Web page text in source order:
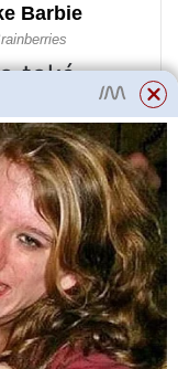
také
v
V tomto
teprve
poté